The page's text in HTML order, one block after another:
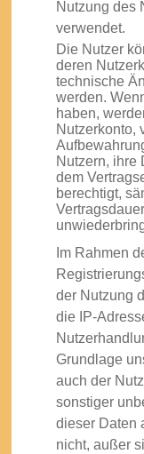
Nutzung des
verwendet.
Die Nutzer
deren
technische
werden.
haben,
Nutzerkonto,
Nutzern, ihre
dem
berechtigt,
Im Rahmen
der Nutzung
die IP-
Grundlage
auch der
sonstiger
dieser Daten
nicht, außer